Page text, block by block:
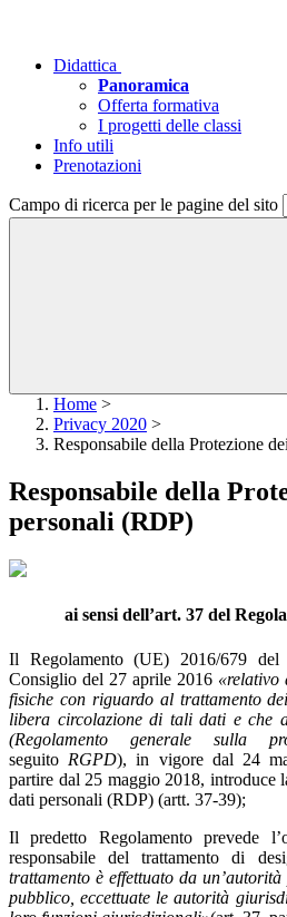
Didattica
Panoramica
Offerta formativa
I progetti delle classi
Info utili
Prenotazioni
Campo di ricerca per le pagine del sito
Home >
Privacy 2020 >
Responsabile della Protezione
Responsabile della
personali (RDP)
ai sensi dell’art. 37 del
Il Regolamento (UE) 2016/679 del
Consiglio del 27 aprile 2016 «relativo
fisiche con riguardo al trattamento
libera circolazione di tali dati e che
(Regolamento generale sulla
seguito RGPD), in vigore dal 24
partire dal 25 maggio 2018, introduce
dati personali (RDP) (artt. 37-39);
Il predetto Regolamento prevede
responsabile del trattamento di
trattamento è effettuato da
pubblico, eccettuate le autorità